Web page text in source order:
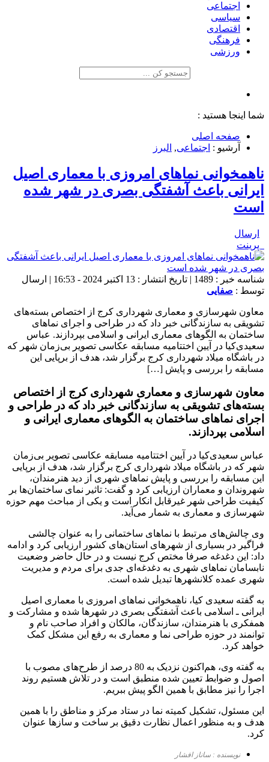
اجتماعی
سیاسی
اقتصادی
فرهنگی
ورزشی
شما اینجا هستید :
صفحه اصلی
آرشیو : اجتماعی, البرز
ناهمخوانی نماهای امروزی با معماری اصیل
ایرانی باعث آشفتگی بصری در شهر شده
است
ارسال
پرینت
شناسه خبر : 1489 | تاریخ انتشار : 13 اکتبر 2024 - 16:53 | ارسال
توسط : صفایی
معاون شهرسازی و معماری شهرداری کرج از اختصاص بسته‌های
تشویقی به سازندگانی خبر داد که در طراحی و اجرای نماهای
ساختمان به الگوهای معماری ایرانی و اسلامی بپردازند. عباس
سعیدی‌کیا در آیین اختتامیه مسابقه عکاسی تصویر بی‌زمان شهر که
‌در باشگاه میلاد شهرداری کرج برگزار شد، ‌هدف از برپایی این
مسابقه را بررسی و پایش […]
معاون شهرسازی و معماری شهرداری کرج از اختصاص
بسته‌های تشویقی به سازندگانی خبر داد که در طراحی و
اجرای نماهای ساختمان به الگوهای معماری ایرانی و
اسلامی بپردازند.
عباس سعیدی‌کیا در آیین اختتامیه مسابقه عکاسی تصویر بی‌زمان
شهر که ‌در باشگاه میلاد شهرداری کرج برگزار شد، ‌هدف از برپایی
این مسابقه را بررسی و پایش نماهای شهری از دید هنرمندان،
شهروندان و معماران ارزیابی کرد و گفت: تاثیر نمای ساختمان‌ها بر
کیفیت طراحی شهر غیرقابل انکار است و یکی از مباحث مهم حوزه
شهرسازی و معماری به شمار می‌آید.
وی چالش‌های مرتبط با نماهای ساختمانی را به عنوان چالشی
فراگیر در بسیاری از شهرهای استان‌های کشور ارزیابی کرد و ادامه
داد: این دغدغه صرفا مختص کرج نیست و در حال حاضر وضعیت
نابسامان نماهای شهری به دغدغه‌ای جدی برای مردم و مدیریت
شهری عمده کلانشهرها تبدیل شده است.
به گفته سعیدی کیا، ناهمخوانی نماهای امروزی با معماری اصیل
ایرانی ـ اسلامی باعث آشفتگی بصری در شهرها شده و مشارکت و
همفکری با هنرمندان، سازندگان، مالکان و افراد صاحب نام و
توانمند در حوزه طراحی نما و معماری به رفع این مشکل کمک
خواهد کرد.
به گفته وی، هم‌اکنون نزدیک به 80 درصد از طرح‌های مصوب با
اصول و ضوابط تعیین شده منطبق است و در تلاش هستیم روند
اجرا را نیز مطابق با همین الگو پیش ببریم.
این مسئول، تشکیل کمیته نما در ستاد مرکز و مناطق را با همین
هدف و به منظور اعمال نظارت دقیق بر ساخت و سازها عنوان
کرد.
نویسنده : ساناز افشار